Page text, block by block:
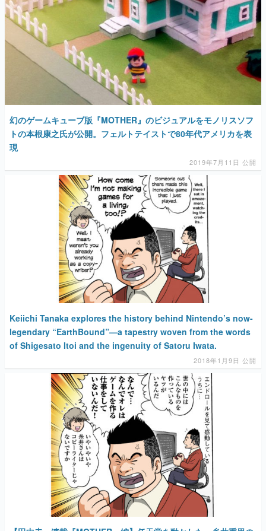
幻のゲームキューブ版『MOTHER』のビジュアルをモノリスソフ
トの本根康之氏が公開。フェルトテイストで80年代アメリカを表
現
2019年7月11日 公開
Keiichi Tanaka explores the history behind Nintendo’s now-
legendary “EarthBound”—a tapestry woven from the words
of Shigesato Itoi and the ingenuity of Satoru Iwata.
2018年1月9日 公開